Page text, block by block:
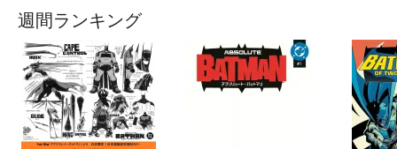
週間ランキング